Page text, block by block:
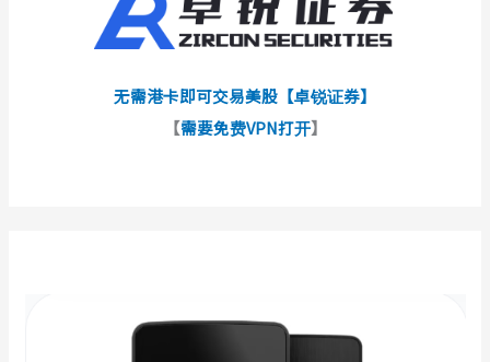
无需港卡即可交易美股【卓锐证券】
【需要免费VPN打开】